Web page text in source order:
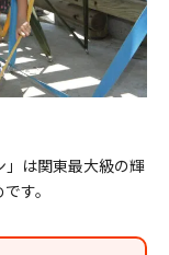
は関東最大級の輝
す。